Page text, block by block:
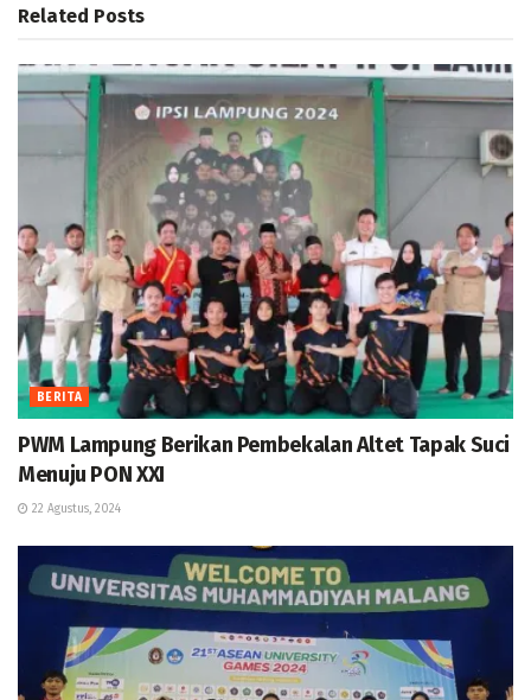
Related Posts
BERITA
PWM Lampung Berikan Pembekalan Altet Tapak Suci
Menuju PON XXI
22 Agustus, 2024